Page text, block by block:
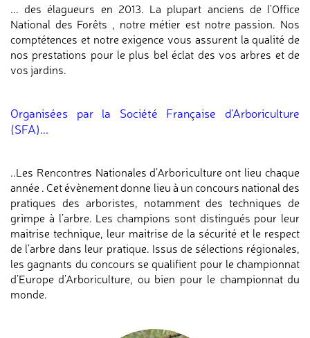
... des élagueurs en 2013. La plupart anciens de l'Office
National des Forêts , notre métier est notre passion. Nos
comptétences et notre exigence vous assurent la qualité de
nos prestations pour le plus bel éclat des vos arbres et de
vos jardins.
Organisées par la Société Française d’Arboriculture
(SFA)...
..Les Rencontres Nationales d’Arboriculture ont lieu chaque
année . Cet évènement donne lieu à un concours national des
pratiques des arboristes, notamment des techniques de
grimpe à l’arbre. Les champions sont distingués pour leur
maitrise technique, leur maitrise de la sécurité et le respect
de l’arbre dans leur pratique. Issus de sélections régionales,
les gagnants du concours se qualifient pour le championnat
d’Europe d’Arboriculture, ou bien pour le championnat du
monde.